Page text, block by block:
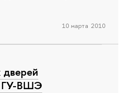
10 марта 2010
ГУ-ВШЭ